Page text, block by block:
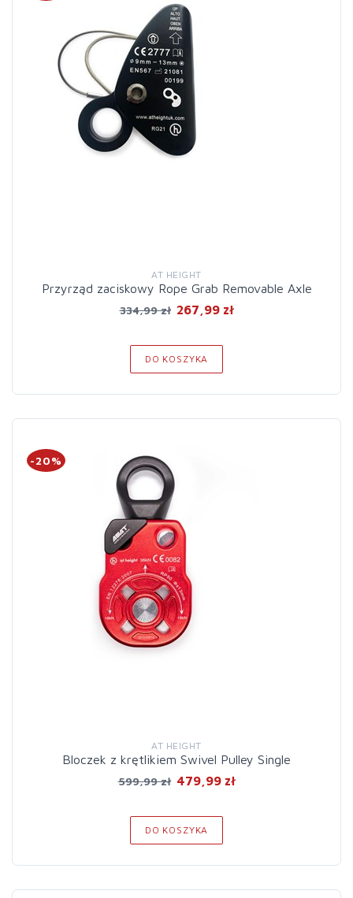
AT HEIGHT
Przyrząd zaciskowy Rope Grab Removable Axle
334,99 zł 267,99 zł
DO KOSZYKA
-20%
AT HEIGHT
Bloczek z krętlikiem Swivel Pulley Single
599,99 zł 479,99 zł
DO KOSZYKA